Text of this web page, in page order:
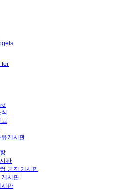
for
식
고
유게시판
판
공지 게시판
게시판
시판